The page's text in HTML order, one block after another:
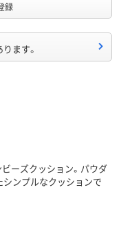
録
ます。
ーズクッション。パウダ
シンプルなクッションで